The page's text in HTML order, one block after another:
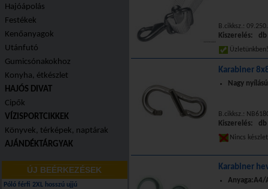
Hajóápolás
Festékek
Kenőanyagok
Utánfutó
Gumicsónakokhoz
Konyha, étkészlet
HAJÓS DIVAT
Cipők
VÍZISPORTCIKKEK
Könyvek, térképek, naptárak
AJÁNDÉKTÁRGYAK
ÚJ BEÉRKEZÉSEK
Póló férfi 2XL hosszú ujjú
B.cikksz.:
Kiszerelés: db
Karabiner
Nagy
B.cikksz.:
Kiszerelés: db
Nincs
Karabiner
Anyaga:A4/